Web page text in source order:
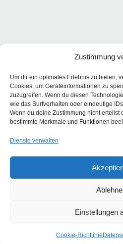
Zustimmung
Um dir ein optimales Erlebnis zu bieten,
Cookies, um Geräteinformationen zu
zuzugreifen. Wenn du diesen
wie das Surfverhalten oder eindeutige
Wenn du deine Zustimmung nicht erteilst
bestimmte Merkmale und Funktionen
Dienste verwalten
Einstellungen
Cookie-Richtlinie